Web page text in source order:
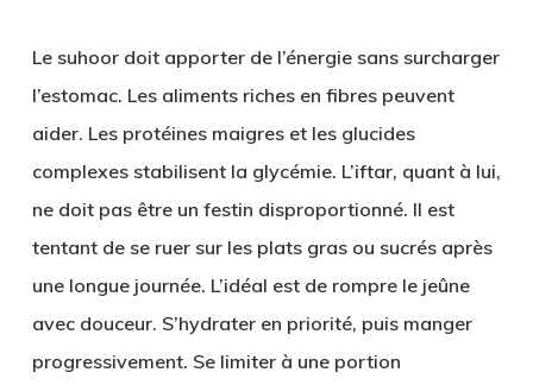
Le suhoor doit apporter de l’énergie sans surcharger
l’estomac. Les aliments riches en fibres peuvent
aider. Les protéines maigres et les glucides
complexes stabilisent la glycémie. L’iftar, quant à lui,
ne doit pas être un festin disproportionné. Il est
tentant de se ruer sur les plats gras ou sucrés après
une longue journée. L’idéal est de rompre le jeûne
avec douceur. S’hydrater en priorité, puis manger
progressivement. Se limiter à une portion